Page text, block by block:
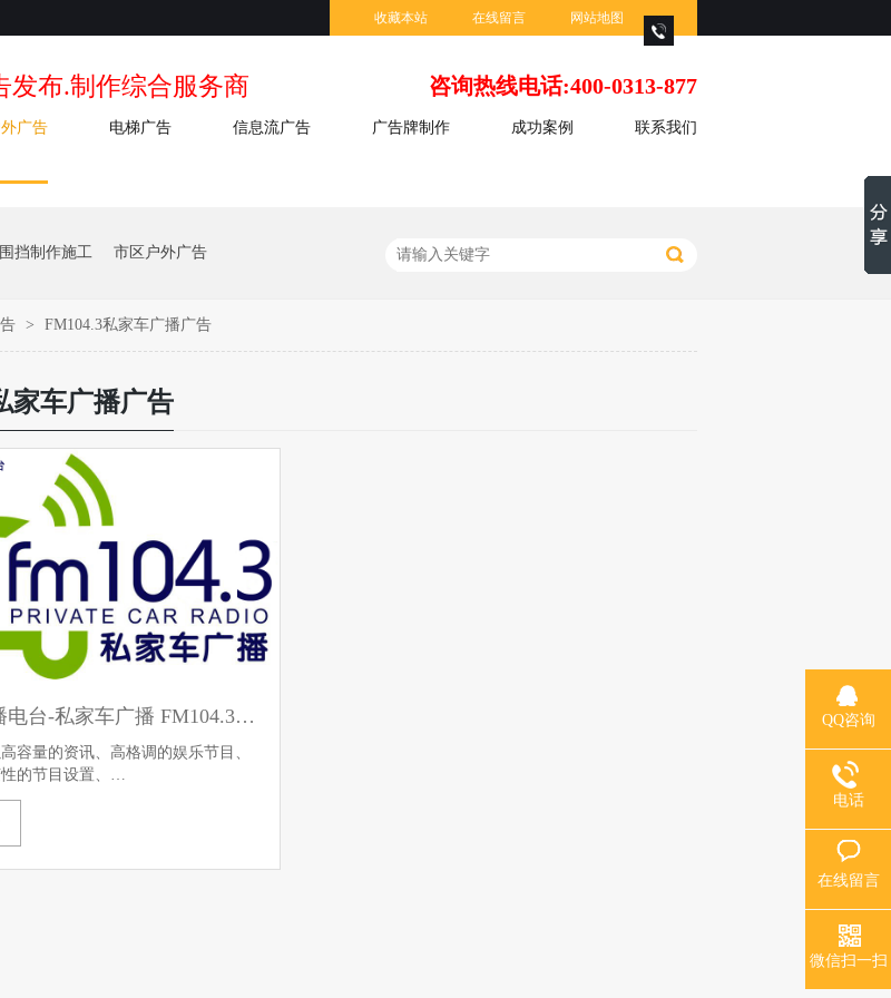
收藏本站 在线留言 网站地图
发布.制作综合服务商 咨询热线电话:400-0313-877
外广告 电梯广告 信息流广告 广告牌制作 成功案例 联系我们
围挡制作施工 市区户外广告
> FM104.3私家车广播广告
家车广播广告
张家口广播电台-私家车广播 FM104.3广告刊例
容量的资讯、高格调的娱乐节目、
的节目设置、…
QQ咨询
电话
在线留言
微信扫一扫